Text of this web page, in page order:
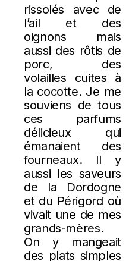
rissolés avec de
l’ail et des
oignons mais
aussi des rôtis de
porc, des
volailles cuites à
la cocotte. Je me
souviens de tous
ces parfums
délicieux qui
émanaient des
fourneaux. Il y
aussi les saveurs
de la Dordogne
et du Périgord où
vivait une de mes
grands-mères.
On y mangeait
des plats simples